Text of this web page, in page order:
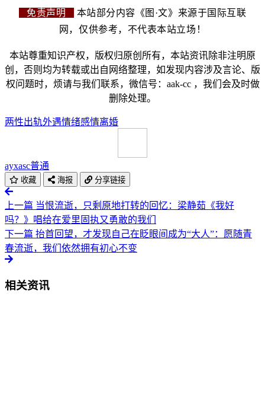
免责声明
本站部分内容《图·文》来源于国际互联
网，仅供参考，不代表本站立场！
本站尊重知识产权，版权归原创所有，本站资讯除非注明原
创，否则均为转载或出自网络整理，如发现内容涉及言论、版
权问题时，烦请与我们联系，微信号：aak-cc ，我们会及时做
删除处理。
两性出轨外遇情绪感情离婚
ayxasc普通
收藏 海报 分享链接
上一篇 当恨流逝，只剩原地打转的回忆：梁静茹《我好
吗？》唱给在爱里固执又勇敢的我们
下一篇 抬首回望，才发现自己在眨眼间成为“大人”：愿随青
春流逝，我们依然拥有初心不变
相关资讯